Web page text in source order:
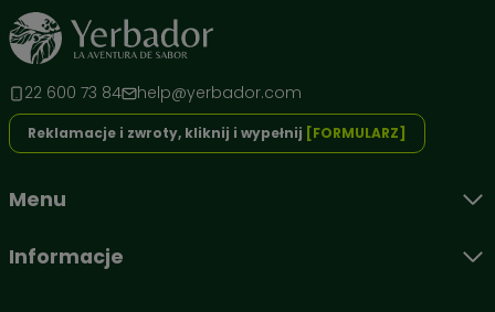
22 600 73 84 help@yerbador.com
Reklamacje i zwroty, kliknij i wypełnij [FORMULARZ]
Menu
Informacje